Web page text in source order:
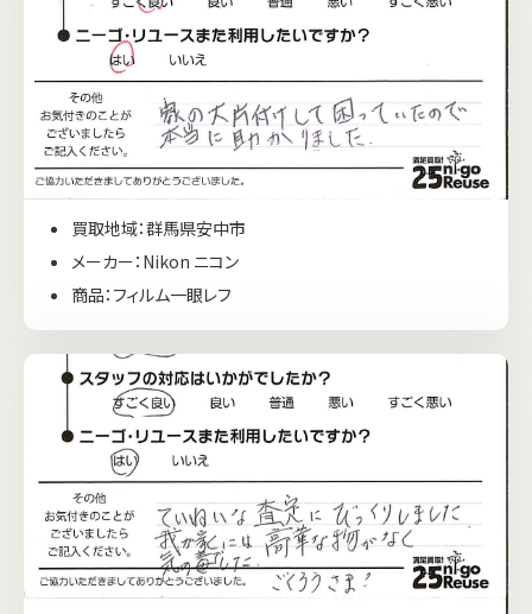
買取地域：群馬県安中市
メーカー：Nikon ニコン
商品：フィルム一眼レフ